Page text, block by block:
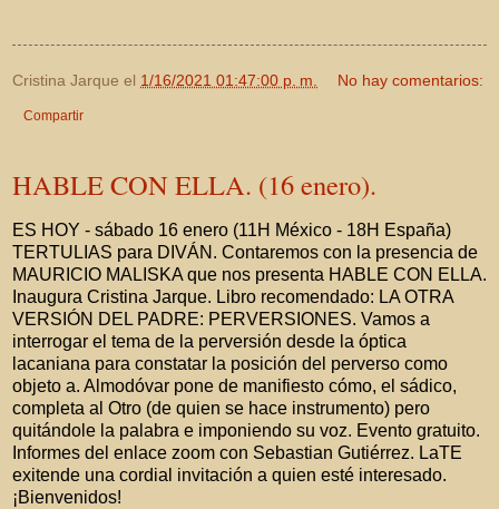
Cristina Jarque el 1/16/2021 01:47:00 p. m. No hay comentarios:
Compartir
HABLE CON ELLA. (16 enero).
ES HOY - sábado 16 enero (11H México - 18H España)
TERTULIAS para DIVÁN. Contaremos con la presencia de
MAURICIO MALISKA que nos presenta HABLE CON ELLA.
Inaugura Cristina Jarque. Libro recomendado: LA OTRA
VERSIÓN DEL PADRE: PERVERSIONES. Vamos a
interrogar el tema de la perversión desde la óptica
lacaniana para constatar la posición del perverso como
objeto a. Almodóvar pone de manifiesto cómo, el sádico,
completa al Otro (de quien se hace instrumento) pero
quitándole la palabra e imponiendo su voz. Evento gratuito.
Informes del enlace zoom con Sebastian Gutiérrez. LaTE
exitende una cordial invitación a quien esté interesado.
¡Bienvenidos!